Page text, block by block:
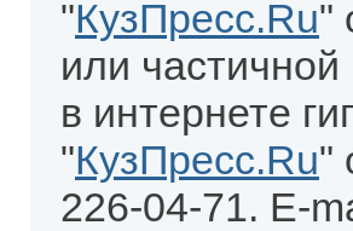
"КузПресс.Ru"
или
в интернете
"КузПресс.Ru"
226-04-71. E-